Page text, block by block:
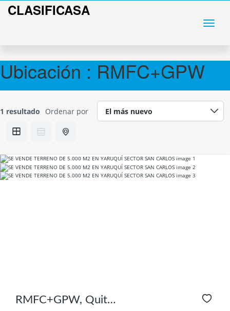
CLASIFICASA
Ubicación : RMFC+GPW
1 resultado Ordenar por
RMFC+GPW, Quito,